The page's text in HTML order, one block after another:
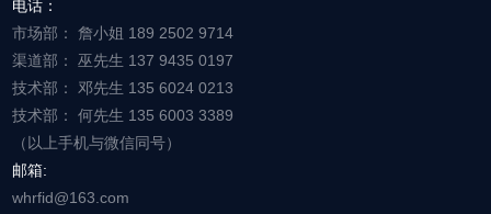
电话：
市场部： 詹小姐 189 2502 9714
渠道部： 巫先生 137 9435 0197
技术部： 邓先生 135 6024 0213
技术部： 何先生 135 6003 3389
（以上手机与微信同号）
邮箱:
whrfid@163.com